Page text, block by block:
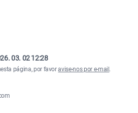
03. 02 12:28
página, por favoravise-nos por e-mail .